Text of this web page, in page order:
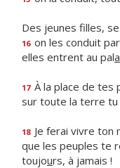
Des jeunes filles,
16 on les conduit
elles entrent au pala
17 À la place de tes
sur toute la terre tu
18 Je ferai vivre ton
que les peuples te
toujours, à jamais !